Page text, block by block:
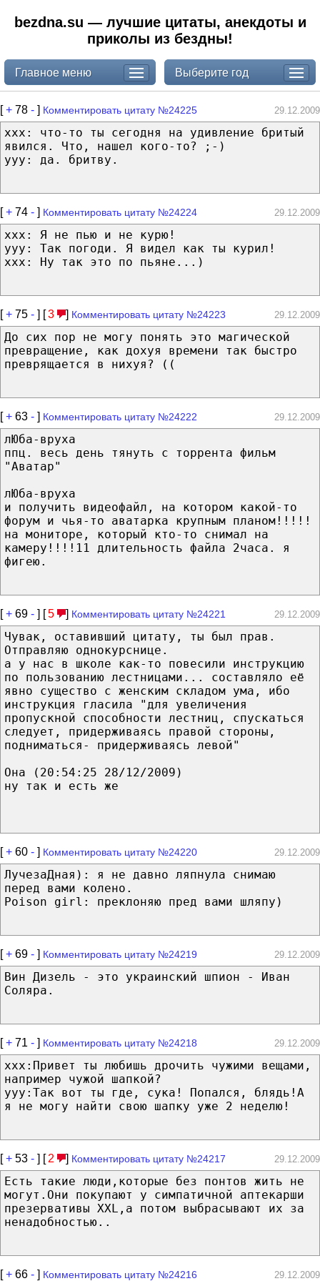
bezdna.su — лучшие цитаты, анекдоты и
приколы из бездны!
Главное меню Выберите год
[+ 78 - ] Комментировать цитату №24225 29.12.2009
xxx: что-то ты сегодня на удивление бритый
явился. Что, нашел кого-то? ;-)
yyy: да. бритву.
[+ 74 - ] Комментировать цитату №24224 29.12.2009
xxx: Я не пью и не курю!
yyy: Так погоди. Я видел как ты курил!
xxx: Ну так это по пьяне...)
[+ 75 - ] [3 ] Комментировать цитату №24223 29.12.2009
До сих пор не могу понять это магической
превращение, как дохуя времени так быстро
преврящается в нихуя? ((
[+ 63 - ] Комментировать цитату №24222 29.12.2009
лЮба-вруха
ппц. весь день тянуть с торрента фильм
"Аватар"
лЮба-вруха
и получить видеофайл, на котором какой-то
форум и чья-то аватарка крупным планом!!!!!
на мониторе, который кто-то снимал на
камеру!!!!11 длительность файла 2часа. я
фигею.
[+ 69 - ] [5 ] Комментировать цитату №24221 29.12.2009
Чувак, оставивший цитату, ты был прав.
Отправляю однокурснице.
а у нас в школе как-то повесили инструкцию
по пользованию лестницами... составляло её
явно существо с женским складом ума, ибо
инструкция гласила "для увеличения
пропускной способности лестниц, спускаться
следует, придерживаясь правой стороны,
подниматься- придерживаясь левой"
Она (20:54:25 28/12/2009)
ну так и есть же
[+ 60 - ] Комментировать цитату №24220 29.12.2009
ЛучезаДная): я не давно ляпнула снимаю
перед вами колено.
Poison girl: преклоняю пред вами шляпу)
[+ 69 - ] Комментировать цитату №24219 29.12.2009
Вин Дизель - это украинский шпион - Иван
Соляра.
[+ 71 - ] Комментировать цитату №24218 29.12.2009
xxx:Привет ты любишь дрочить чужими вещами,
например чужой шапкой?
yyy:Так вот ты где, сука! Попался, блядь!А
я не могу найти свою шапку уже 2 неделю!
[+ 53 - ] [ 2 ] Комментировать цитату №24217 29.12.2009
Есть такие люди,которые без понтов жить не
могут.Они покупают у симпатичной аптекарши
презервативы XXL,а потом выбрасывают их за
ненадобностью..
[+ 66 - ] Комментировать цитату №24216 29.12.2009